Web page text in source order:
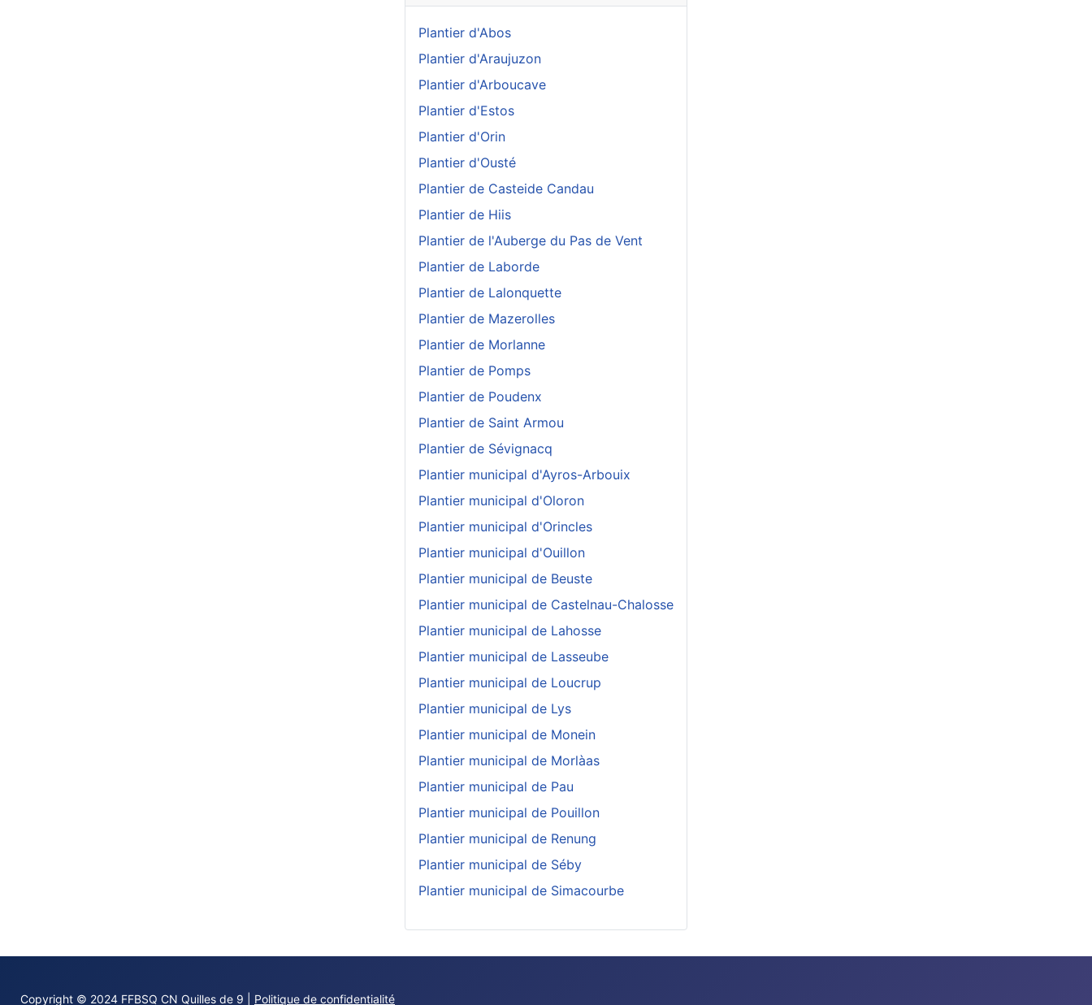
Plantier d'Abos
Plantier d'Araujuzon
Plantier d'Arboucave
Plantier d'Estos
Plantier d'Orin
Plantier d'Ousté
Plantier de Casteide Candau
Plantier de Hiis
Plantier de l'Auberge du Pas de Vent
Plantier de Laborde
Plantier de Lalonquette
Plantier de Mazerolles
Plantier de Morlanne
Plantier de Pomps
Plantier de Poudenx
Plantier de Saint Armou
Plantier de Sévignacq
Plantier municipal d'Ayros-Arbouix
Plantier municipal d'Oloron
Plantier municipal d'Orincles
Plantier municipal d'Ouillon
Plantier municipal de Beuste
Plantier municipal de Castelnau-Chalosse
Plantier municipal de Lahosse
Plantier municipal de Lasseube
Plantier municipal de Loucrup
Plantier municipal de Lys
Plantier municipal de Monein
Plantier municipal de Morlàas
Plantier municipal de Pau
Plantier municipal de Pouillon
Plantier municipal de Renung
Plantier municipal de Séby
Plantier municipal de Simacourbe
Copyright © 2024 FFBSQ CN Quilles de 9 | Politique de confidentialité